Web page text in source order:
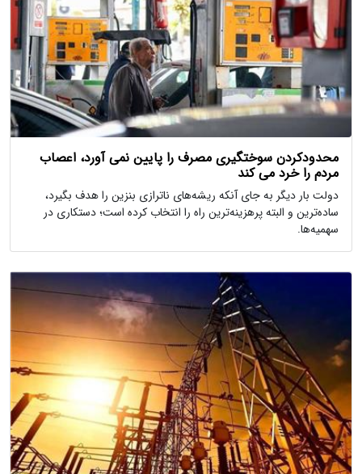
محدودکردن سوختگیری مصرف را پایین نمی آورد، اعصاب
مردم را خرد می کند
دولت بار دیگر به جای آنکه ریشه‌های ناترازی بنزین را هدف بگیرد،
ساده‌ترین و البته پرهزینه‌ترین راه را انتخاب کرده است؛ دستکاری در
سهمیه‌ها.